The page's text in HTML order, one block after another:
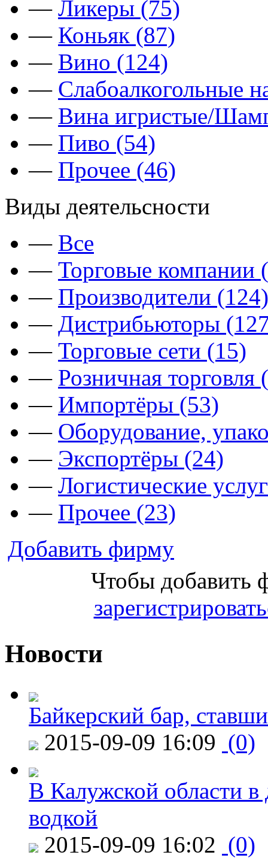
— Ликеры (75)
— Коньяк (87)
— Вино (124)
— Слабоалкогольные
— Вина игристые/
— Пиво (54)
— Прочее (46)
Виды деятельсности
— Все
— Торговые компании
— Производители (124)
— Дистрибьюторы
— Торговые сети (15)
— Розничная торговля
— Импортёры (53)
— Оборудование,
— Экспортёры (24)
— Логистические
— Прочее (23)
Добавить фирму
Чтобы добавить
Новости
Байкерский бар,
2015-09-09 16:09 (0)
В Калужской области в
водкой
2015-09-09 16:02 (0)